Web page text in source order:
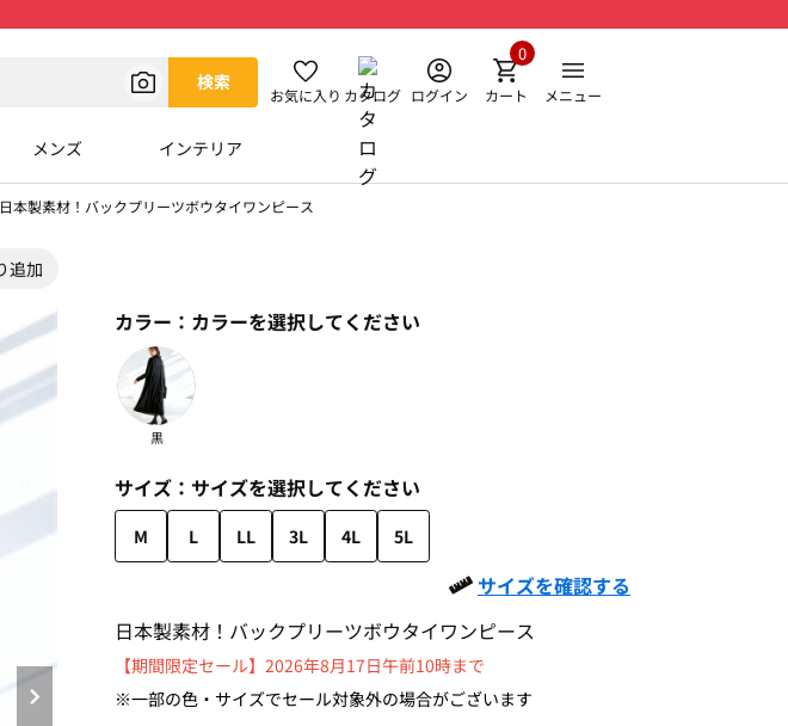
検索
お気に入り カタログ ログイン カート
0
メニュー
メンズ インテリア
日本製素材！バックプリーツボウタイワンピース
カラー： カラーを選択してください
黒
サイズ： サイズを選択してください
M L LL 3L 4L 5L
サイズを確認する
日本製素材！バックプリーツボウタイワンピース
【期間限定セール】2026年8月17日午前10時まで
※一部の色・サイズでセール対象外の場合がございます